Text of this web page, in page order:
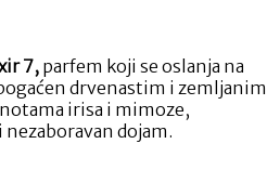
7,parfem koji se oslanja na
drvenastim i zemljanim
irisa i mimoze,
dojam.